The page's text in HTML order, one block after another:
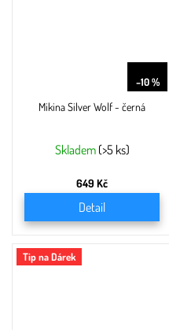
–10 %
Mikina Silver Wolf - černá
Skladem (>5 ks)
649 Kč
Detail
Tip na Dárek